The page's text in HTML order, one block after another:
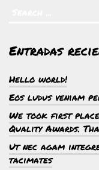
Entradas
Hello world!
Eos ludus veniam
We took first
Quality Awards.
Ut nec agam
tacimates